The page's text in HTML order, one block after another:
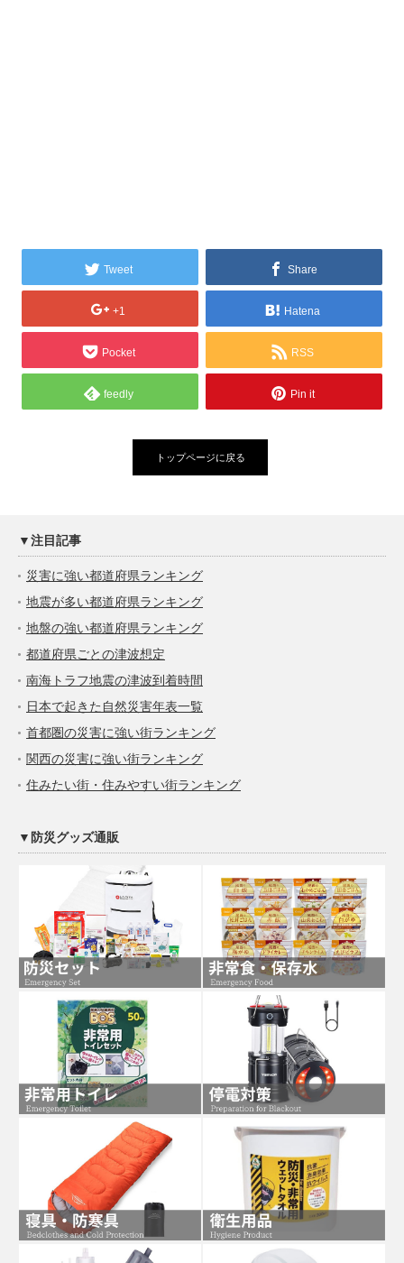
Tweet Share
+1 Hatena
Pocket RSS
feedly Pin it
トップページに戻る
▼注目記事
災害に強い都道府県ランキング
地震が多い都道府県ランキング
地盤の強い都道府県ランキング
都道府県ごとの津波想定
南海トラフ地震の津波到着時間
日本で起きた自然災害年表一覧
首都圏の災害に強い街ランキング
関西の災害に強い街ランキング
住みたい街・住みやすい街ランキング
▼防災グッズ通販